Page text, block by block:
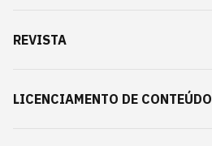
REVISTA
LICENCIAMENTO DE CONTEÚDO